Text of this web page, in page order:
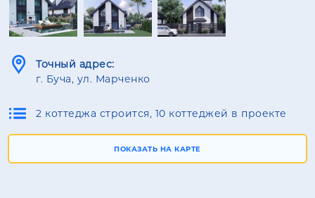
Точный адрес:
г. Буча, ул. Марченко
2 коттеджа строится, 10 коттеджей в проекте
ПОКАЗАТЬ НА КАРТЕ